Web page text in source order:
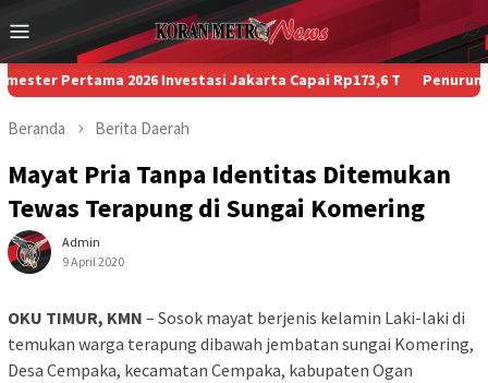
ke
konten
Menu
Mobile
Pertama 2026 Investasi Jakarta Capai Rp173,6 T Penurunan
Beranda Berita Daerah
Mayat Pria Tanpa Identitas Ditemukan
Tewas Terapung di Sungai Komering
Admin
9 April 2020
OKU TIMUR, KMN – Sosok mayat berjenis kelamin Laki-laki di
temukan warga terapung dibawah jembatan sungai Komering,
Desa Cempaka, kecamatan Cempaka, kabupaten Ogan